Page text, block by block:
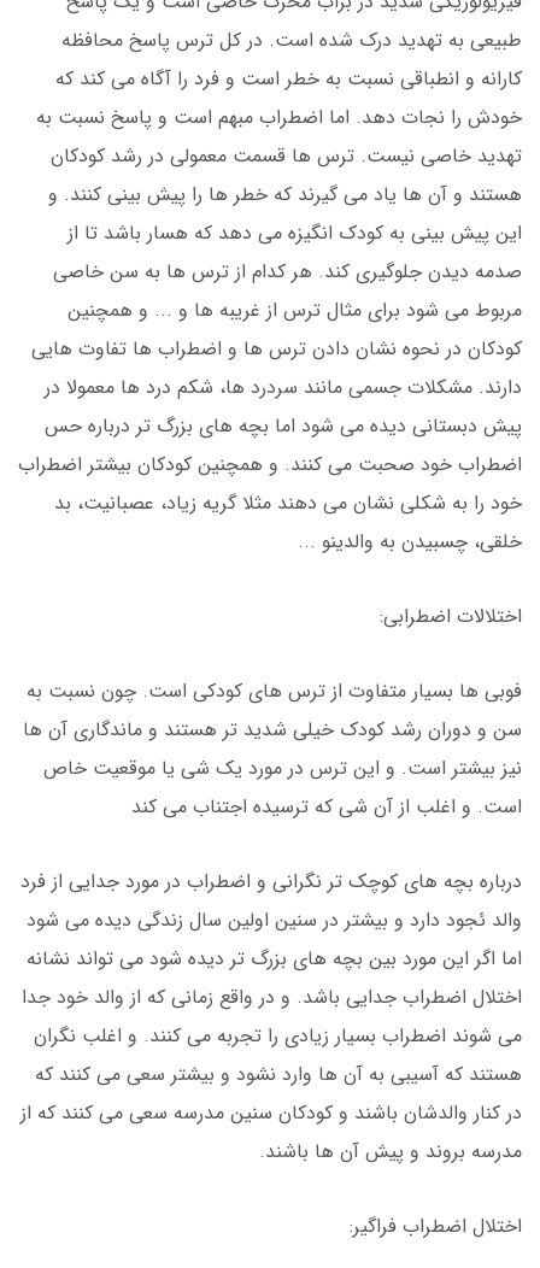
طبیعی به تهدید درک شده است. در کل ترس پاسخ محافظه
کارانه و انطباقی نسبت به خطر است و فرد را آگاه می کند که
خودش را نجات دهد. اما اضطراب مبهم است و پاسخ نسبت به
تهدید خاصی نیست. ترس ها قسمت معمولی در رشد کودکان
هستند و آن ها یاد می گیرند که خطر ها را پیش بینی کنند. و
این پیش بینی به کودک انگیزه می دهد که هسار باشد تا از
صدمه دیدن جلوگیری کند. هر کدام از ترس ها به سن خاصی
مربوط می شود برای مثال ترس از غریبه ها و ... و همچنین
کودکان در نحوه نشان دادن ترس ها و اضطراب ها تفاوت هایی
دارند. مشکلات جسمی مانند سردرد ها، شکم درد ها معمولا در
پیش دبستانی دیده می شود اما بچه های بزرگ تر درباره حس
اضطراب خود صحبت می کنند. و همچنین کودکان بیشتر اضطراب
خود را به شکلی نشان می دهند مثلا گریه زیاد، عصبانیت، بد
خلقی، چسبیدن به والدینو ...
اختلالات اضطرابی:
فوبی ها بسیار متفاوت از ترس های کودکی است. چون نسبت به
سن و دوران رشد کودک خیلی شدید تر هستند و ماندگاری آن ها
نیز بیشتر است. و این ترس در مورد یک شی یا موقعیت خاص
است. و اغلب از آن شی که ترسیده اجتناب می کند
درباره بچه های کوچک تر نگرانی و اضطراب در مورد جدایی از فرد
والد ئجود دارد و بیشتر در سنین اولین سال زندگی دیده می شود
اما اگر این مورد بین بچه های بزرگ تر دیده شود می تواند نشانه
اختلال اضطراب جدایی باشد. و در واقع زمانی که از والد خود جدا
می شوند اضطراب بسیار زیادی را تجربه می کنند. و اغلب نگران
هستند که آسیبی به آن ها وارد نشود و بیشتر سعی می کنند که
در کنار والدشان باشند و کودکان سنین مدرسه سعی می کنند که از
مدرسه بروند و پیش آن ها باشند.
اختلال اضطراب فراگیر: